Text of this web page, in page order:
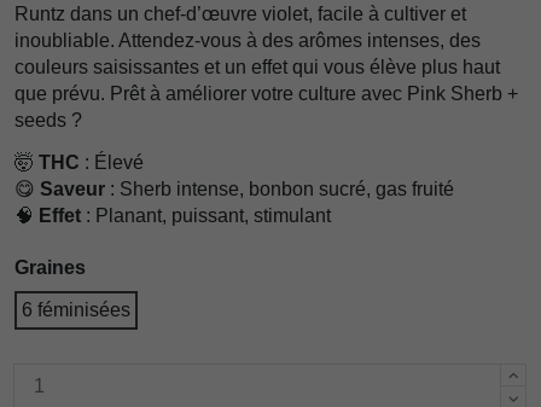
Runtz dans un chef-d’œuvre violet, facile à cultiver et
inoubliable. Attendez-vous à des arômes intenses, des
couleurs saisissantes et un effet qui vous élève plus haut
que prévu. Prêt à améliorer votre culture avec Pink Sherb +
seeds ?
🤯 THC : Élevé
😋 Saveur : Sherb intense, bonbon sucré, gas fruité
🧠 Effet : Planant, puissant, stimulant
Graines
6 féminisées